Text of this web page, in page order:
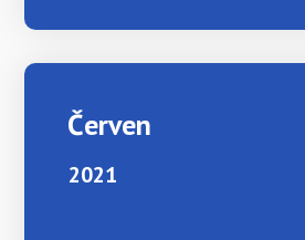
Červen
2021